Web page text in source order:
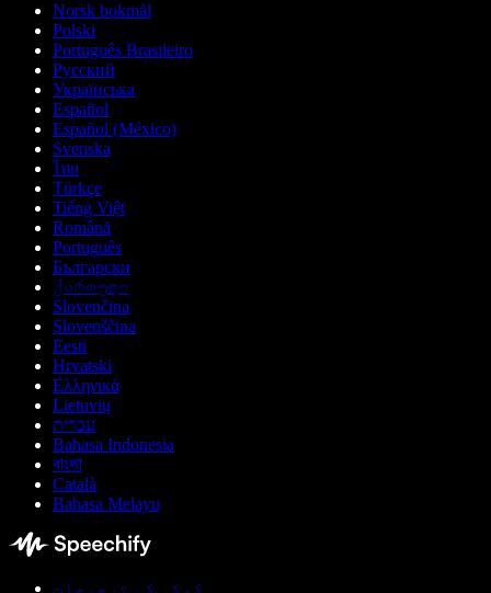
Norsk bokmål
Polski
Português Brasileiro
Русский
Українська
Español
Español (México)
Svenska
ไทย
Türkçe
Tiếng Việt
Română
Português
Български
ქართული
Slovenčina
Slovenščina
Eesti
Hrvatski
Ελληνικά
Lietuvių
עברית
Bahasa Indonesia
বাংলা
Català
Bahasa Melayu
کوکی کی ترجیحات